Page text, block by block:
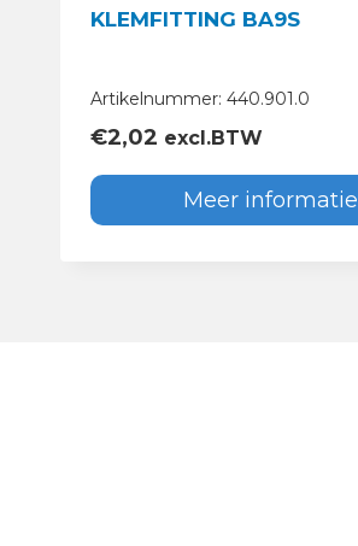
KLEMFITTING BA9S
Artikelnummer: 440.901.0
€2,02 excl.BTW
Meer informatie